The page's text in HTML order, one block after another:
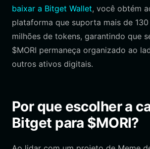
baixar a Bitget Wallet, você obtém
plataforma que suporta mais de
milhões de tokens, garantindo que
$MORI permaneça organizado ao
outros ativos digitais.
Por que escolher a
Bitget para $MORI?